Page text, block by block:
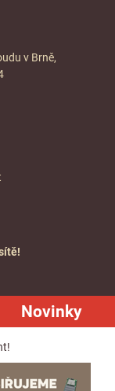
v Brně,
Novinky